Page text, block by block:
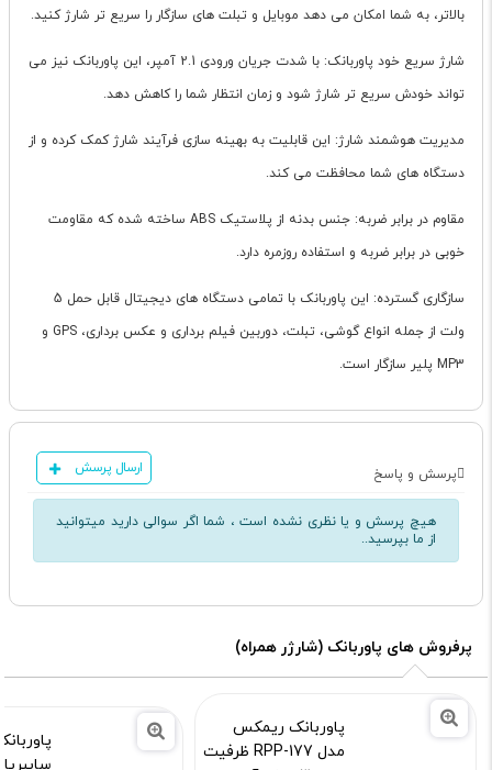
بالاتر، به شما امکان می دهد موبایل و تبلت های سازگار را سریع تر شارژ کنید.
شارژ سریع خود پاوربانک: با شدت جریان ورودی 2.1 آمپر، این پاوربانک نیز می
تواند خودش سریع تر شارژ شود و زمان انتظار شما را کاهش دهد.
مدیریت هوشمند شارژ: این قابلیت به بهینه سازی فرآیند شارژ کمک کرده و از
دستگاه های شما محافظت می کند.
مقاوم در برابر ضربه: جنس بدنه از پلاستیک ABS ساخته شده که مقاومت
خوبی در برابر ضربه و استفاده روزمره دارد.
سازگاری گسترده: این پاوربانک با تمامی دستگاه های دیجیتال قابل حمل 5
ولت از جمله انواع گوشی، تبلت، دوربین فیلم برداری و عکس برداری، GPS و
MP3 پلیر سازگار است.
پرسش و پاسخ ارسال پرسش
هیچ پرسش و یا نظری نشده است ، شما اگر سوالی دارید میتوانید
از ما بپرسید..
پرفروش های پاوربانک (شارژر همراه)
پاوربانک ریمکس
مدل RPP-177 ظرفیت